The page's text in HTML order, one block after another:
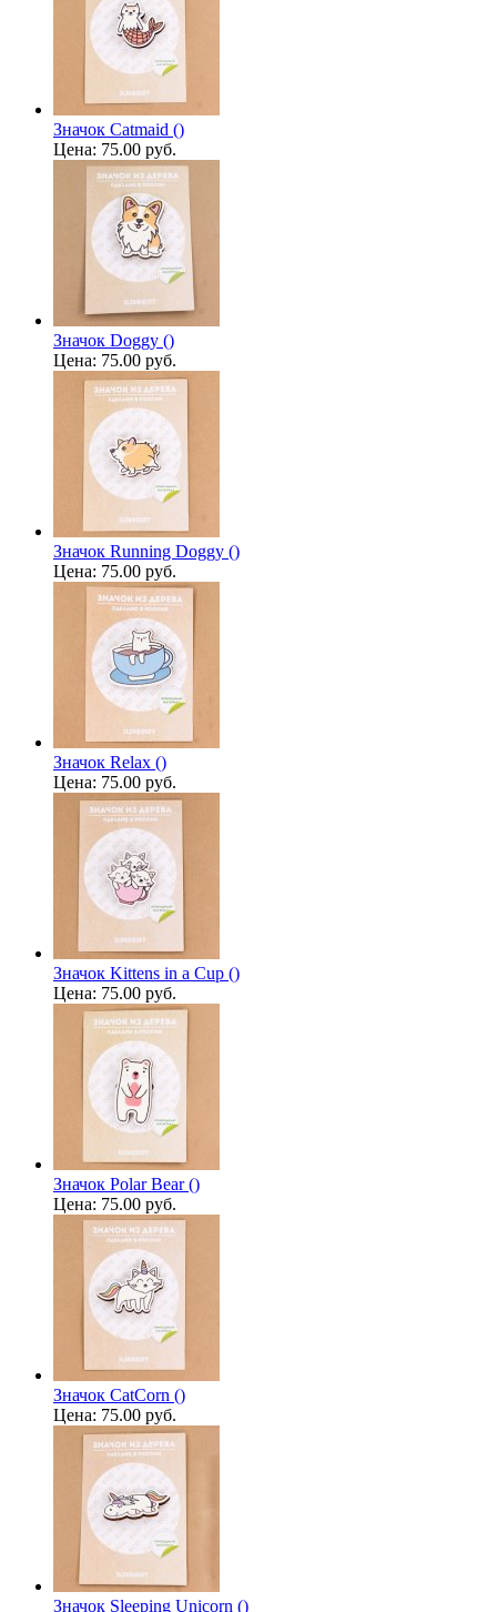
Значок Catmaid ()
Цена: 75.00 руб.
Значок Doggy ()
Цена: 75.00 руб.
Значок Running Doggy ()
Цена: 75.00 руб.
Значок Relax ()
Цена: 75.00 руб.
Значок Kittens in a Cup ()
Цена: 75.00 руб.
Значок Polar Bear ()
Цена: 75.00 руб.
Значок CatCorn ()
Цена: 75.00 руб.
Значок Sleeping Unicorn ()